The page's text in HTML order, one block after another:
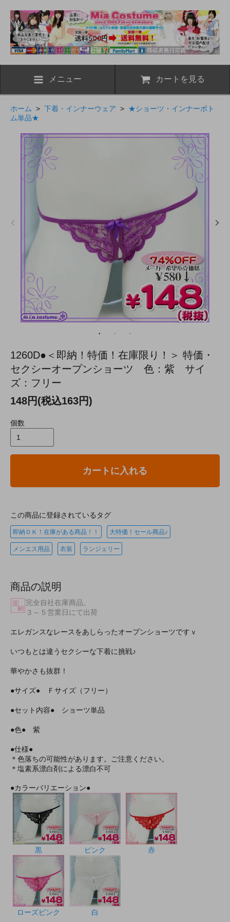
メニュー カートを見る
ホーム > 下着・インナーウェア > ★ショーツ・インナーボト
ム単品★
1260D●＜即納！特価！在庫限り！＞ 特価・
セクシーオープンショーツ 色：紫 サイ
ズ：フリー
148円(税込163円)
個数
カートに入れる
この商品に登録されているタグ
即納ＯＫ！在庫がある商品！！ 大特価！セール商品♪
メンエス用品 衣装 ランジェリー
商品の説明
完全自社在庫商品。
３～５営業日にて出荷
エレガンスなレースをあしらったオープンショーツですｖ
いつもとは違うセクシーな下着に挑戦♪
華やかさも抜群！
●サイズ● Ｆサイズ（フリー）
●セット内容● ショーツ単品
●色● 紫
●仕様●
＊色落ちの可能性があります。ご注意ください。
＊塩素系漂白剤による漂白不可
●カラーバリエーション●
黒 ピンク 赤
ローズピンク 白